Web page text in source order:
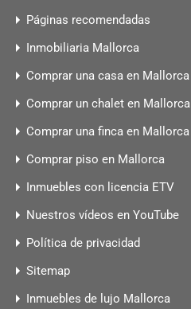
Páginas recomendadas
Inmobiliaria Mallorca
Comprar una casa en Mallorca
Comprar un chalet en Mallorca
Comprar una finca en Mallorca
Comprar piso en Mallorca
Inmuebles con licencia ETV
Nuestros vídeos en YouTube
Política de privacidad
Sitemap
Inmuebles de lujo Mallorca